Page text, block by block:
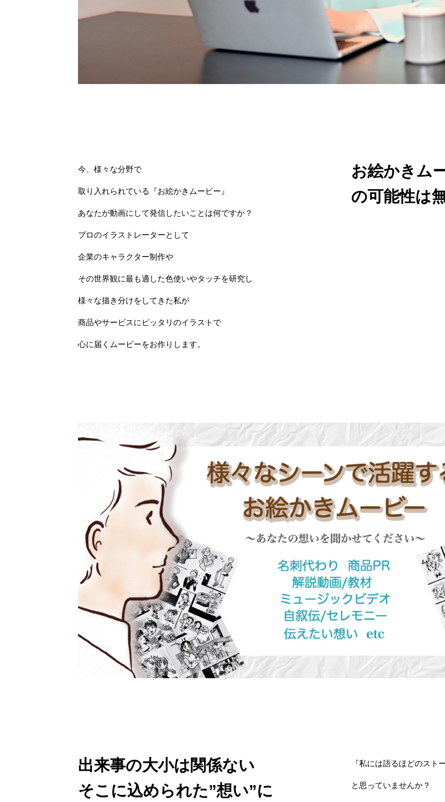
お絵かきム
の可能性は
今、様々な分野で
取り入れられている『お絵かきムービー』
あなたが動画にして発信したいことは何ですか？
プロのイラストレーターとして
企業のキャラクター制作や
その世界観に最も適した色使いやタッチを研究し
様々な描き分けをしてきた私が
商品やサービスにピッタリのイラストで
心に届くムービーをお作りします。
出来事の大小は関係ない
そこに込められた”想い”に
『私には語るほどのスト
と思っていませんか？